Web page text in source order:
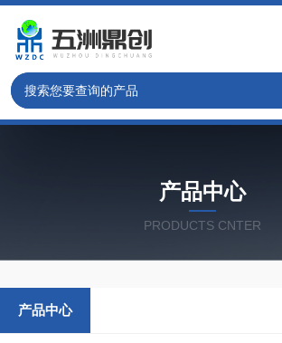
产品中心
PRODUCTS CNTER
产品中心